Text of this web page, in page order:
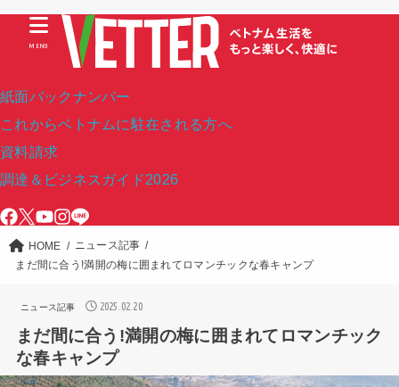
紙面バックナンバー
これからベトナムに駐在される方へ
資料請求
調達＆ビジネスガイド2026
MENU
HOME
ニュース記事
まだ間に合う!満開の梅に囲まれてロマンチックな春キャンプ
ニュース記事 2025.02.20
まだ間に合う!満開の梅に囲まれてロマンチック
な春キャンプ